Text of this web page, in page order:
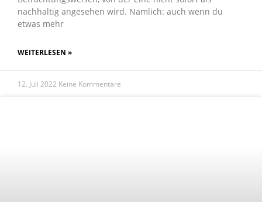
nachhaltig angesehen wird. Nämlich: auch wenn du
etwas mehr
WEITERLESEN »
12. Juli 2022 Keine Kommentare